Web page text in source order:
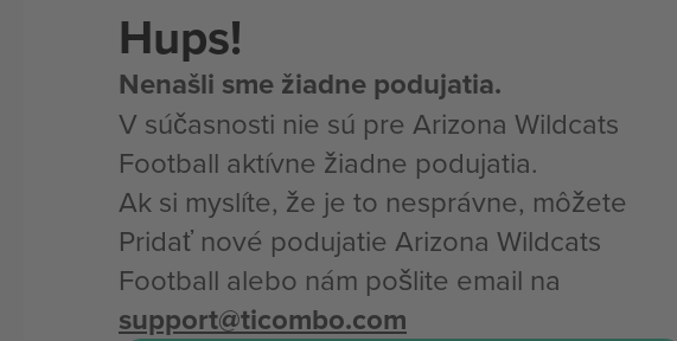
Hups!
Nenašli sme žiadne podujatia.
V súčasnosti nie sú pre Arizona Wildcats
Football aktívne žiadne podujatia.
Ak si myslíte, že je to nesprávne, môžete
Pridať nové podujatie Arizona Wildcats
Football alebo nám pošlite email na
support@ticombo.com